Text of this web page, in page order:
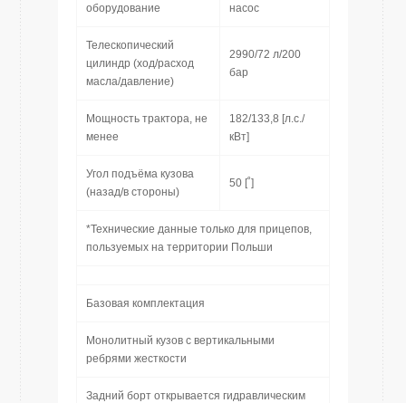
оборудование
насос
Телескопический
цилиндр (ход/расход
масла/давление)
2990/72 л/200
бар
Мощность трактора, не
менее
182/133,8 [л.с./
кВт]
Угол подъёма кузова
(назад/в стороны)
50 [˚]
*Технические данные только для прицепов,
пользуемых на территории Польши
Базовая комплектация
Монолитный кузов с вертикальными
ребрями жесткости
Задний борт открывается гидравлическим